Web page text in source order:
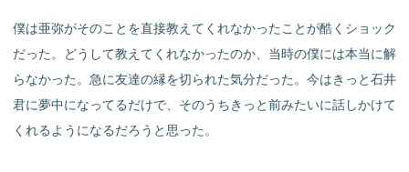
僕は亜弥がそのことを直接教えてくれなかったことが酷くショック
だった。どうして教えてくれなかったのか、当時の僕には本当に解
らなかった。急に友達の縁を切られた気分だった。今はきっと石井
君に夢中になってるだけで、そのうちきっと前みたいに話しかけて
くれるようになるだろうと思った。